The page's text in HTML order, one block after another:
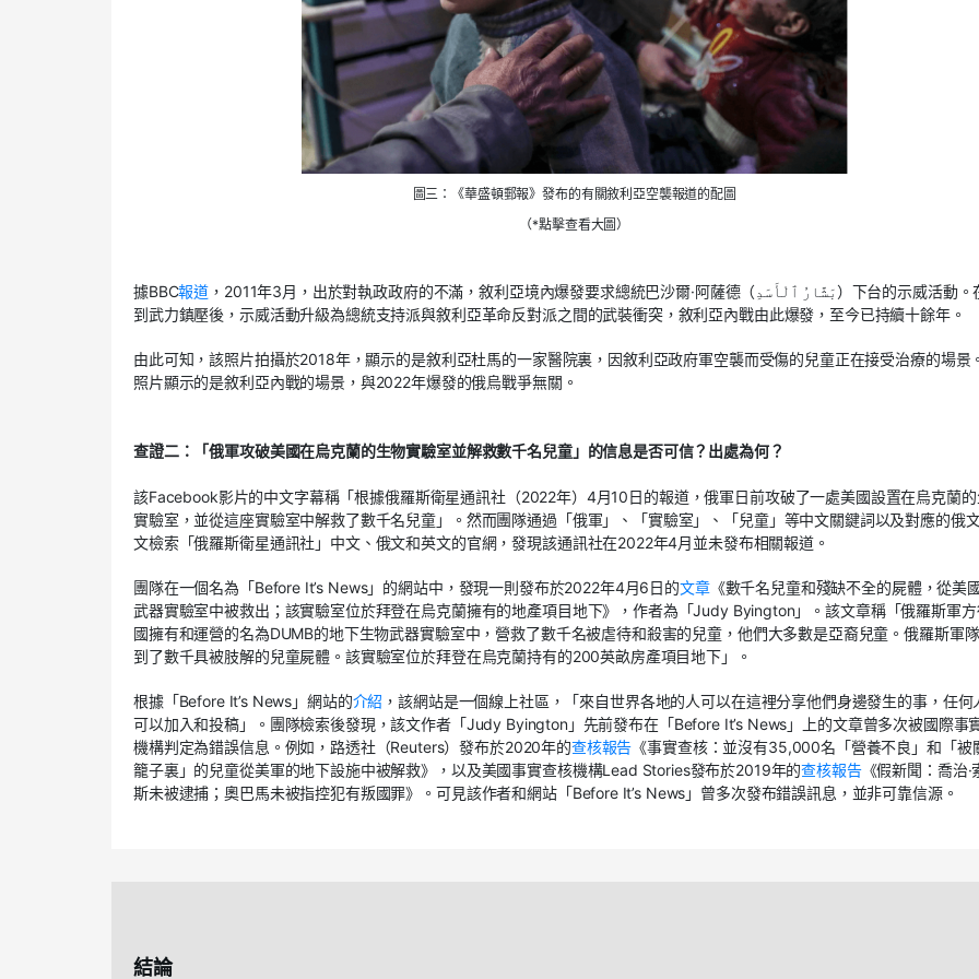
圖三：《華盛頓郵報》發布的有關敘利亞空襲報道的配圖
（*點擊查看大圖）
據BBC報道 ，2011年3月，出於對執政政府的不滿，敘利亞境內爆發要求總統巴沙爾·阿薩德（بَشَّارُ ٱلْأَسَدِ）下台的示威活動。在遭
到武力鎮壓後，示威活動升級為總統支持派與敘利亞革命反對派之間的武裝衝突，敘利亞內戰由此爆發，至今已持續十餘年。
由此可知，該照片拍攝於2018年，顯示的是敘利亞杜馬的一家醫院裏，因敘利亞政府軍空襲而受傷的兒童正在接受治療的場景
照片顯示的是敘利亞內戰的場景，與2022年爆發的俄烏戰爭無關。
查證二：「俄軍攻破美國在烏克蘭的生物實驗室並解救數千名兒童」的信息是否可信？出處為何？
該Facebook影片的中文字幕稱「根據俄羅斯衛星通訊社（2022年）4月10日的報道，俄軍日前攻破了一處美國設置在烏克蘭
實驗室，並從這座實驗室中解救了數千名兒童」。然而團隊通過「俄軍」、「實驗室」、「兒童」等中文關鍵詞以及對應的俄
文檢索「俄羅斯衛星通訊社」中文、俄文和英文的官網，發現該通訊社在2022年4月並未發布相關報道。
團隊在一個名為「Before It’s News」的網站中，發現一則發布於2022年4月6日的文章《數千名兒童和殘缺不全的屍體，從美
武器實驗室中被救出；該實驗室位於拜登在烏克蘭擁有的地產項目地下》，作者為「Judy Byington」。該文章稱「俄羅斯軍
國擁有和運營的名為DUMB的地下生物武器實驗室中，營救了數千名被虐待和殺害的兒童，他們大多數是亞裔兒童。俄羅斯軍
到了數千具被肢解的兒童屍體。該實驗室位於拜登在烏克蘭持有的200英畝房產項目地下」。
根據「Before It’s News」網站的介紹 ，該網站是一個線上社區，「來自世界各地的人可以在這裡分享他們身邊發生的事，任何
可以加入和投稿」。團隊檢索後發現，該文作者「Judy Byington」先前發布在「Before It’s News」上的文章曾多次被國際事
機構判定為錯誤信息。例如，路透社（Reuters）發布於2020年的查核報告 《事實查核：並沒有35,000名「營養不良」和「被
籠子裏」的兒童從美軍的地下設施中被解救》，以及美國事實查核機構Lead Stories發布於2019年的查核報告《假新聞：喬治·
斯未被逮捕；奧巴馬未被指控犯有叛國罪》。可見該作者和網站「Before It’s News」曾多次發布錯誤訊息，並非可靠信源。
結論